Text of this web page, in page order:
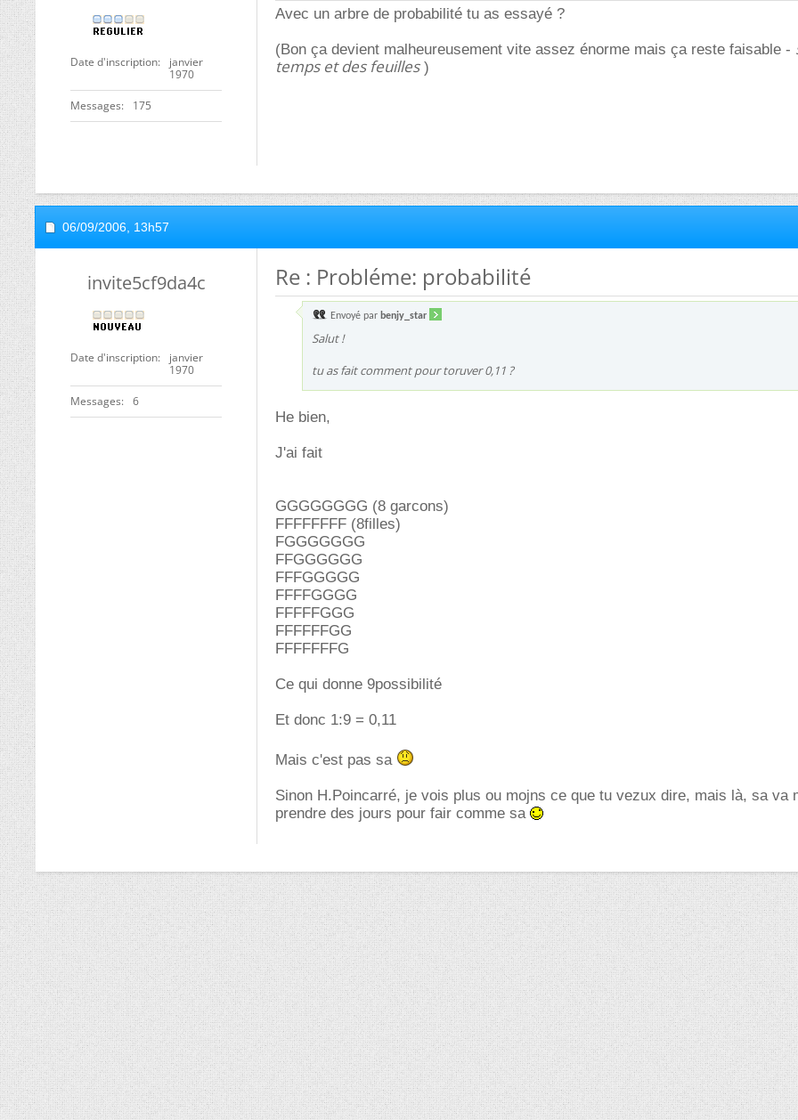
Date d'inscription
janvier
1970
Messages 175
Avec un arbre de probabilité tu as essayé ?
(Bon ça devient malheureusement vite assez énorme mais ça reste faisable -
temps et des feuilles)
06/09/2006, 13h57
invite5cf9da4c
Date d'inscription
janvier
1970
Messages 6
Re : Probléme: probabilité
Envoyé par benjy_star
Salut !
tu as fait comment pour toruver 0,11 ?
He bien,
J'ai fait
GGGGGGGG (8 garcons)
FFFFFFFF (8filles)
FGGGGGGG
FFGGGGGG
FFFGGGGG
FFFFGGGG
FFFFFGGG
FFFFFFGG
FFFFFFFG
Ce qui donne 9possibilité
Et donc 1:9 = 0,11
Mais c'est pas sa
Sinon H.Poincarré, je vois plus ou mojns ce que tu vezux dire, mais là, sa va
prendre des jours pour fair comme sa